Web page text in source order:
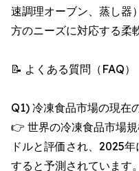
速調理オーブン、蒸し器
方のニーズに対応する柔
📝 よくある質問（FAQ）
Q1) 冷凍食品市場の現在
👉 世界の冷凍食品市場
ドルと評価され、2025
すると予測されています。